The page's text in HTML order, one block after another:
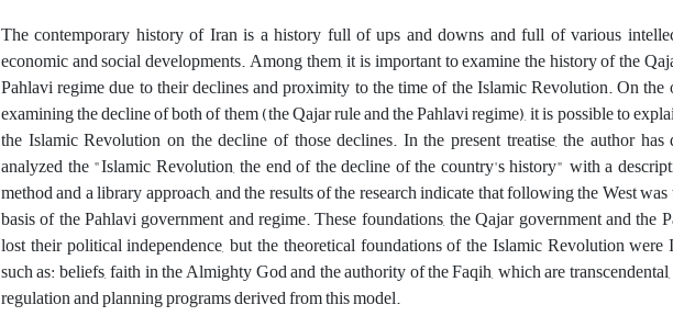
The contemporary history of Iran is a history full of ups and downs and full of various
economic and social developments. Among them, it is important to examine the history of the
Pahlavi regime due to their declines and proximity to the time of the Islamic Revolution. On the
examining the decline of both of them (the Qajar rule and the Pahlavi regime), it is possible to
the Islamic Revolution on the decline of those declines. In the present treatise, the author has
analyzed the "Islamic Revolution, the end of the decline of the country's history" with a
method and a library approach, and the results of the research indicate that following the West
basis of the Pahlavi government and regime. These foundations, the Qajar government and the
lost their political independence, but the theoretical foundations of the Islamic Revolution were
such as: beliefs, faith in the Almighty God and the authority of the Faqih, which are
regulation and planning programs derived from this model.